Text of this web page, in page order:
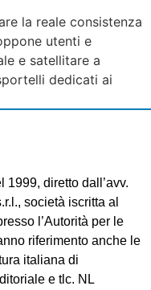
la reale consistenza
utenti e
e satellitare a
dedicati ai
diretto dall’avv.
società iscritta al
l’Autorità per le
riferimento anche le
italiana di
e tlc. NL